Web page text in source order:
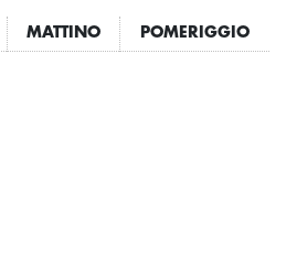
MATTINO POMERIGGIO